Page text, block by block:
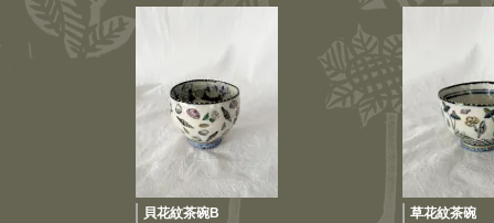
貝花紋茶碗B
草花紋茶碗